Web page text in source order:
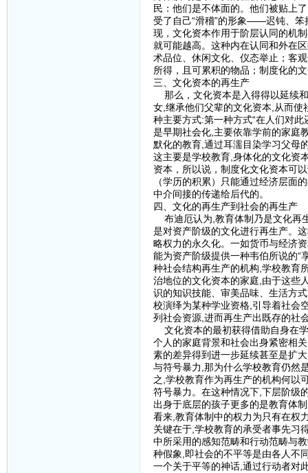
民：他们是不体面的。他们被贴上
受了自己“滑稽”的形象——迟钝、笨
现，文化资本作用于阶层认同的机
就可能越高。这种内在认同和外在
术品位、休闲文化、仪态举止；客
所得，且可累积的物品；制度化的
三、文化资本的再生产
那么，文化资本是入得得以延续
女,继承他们父辈的文化资本,从而
种主要方式:第一种方式“在人们对
是早期社会化,主要依靠学前的家庭
默化的教育,通过耳濡目染学习父母
这主要是学校教育,身体化的文化资
资本，所以说，制度化文化资本可
（学历的积累）只能通过经济层面
中介间接的传递给后代的。
四、文化的再生产到社会的再生产
布迪厄认为,教育体制乃是文化再
是对资产阶级的文化进行再生产。
略权力的永久化。一如货币与经济
能为资产阶级提供一种韦伯所说的“
种社会结构再生产的机构,学校教育
治地位的文化资本的家庭,由于这些
识的知识技能、审美品味、生活方
校演绎为某种学业资格,引导着社会
列社会资源,进而再生产出既存的社
文化资本的最初获得借助自身在
个人的家庭背景和社会出身紧密相
素的差异得到进一步延续甚至是扩
与符号暴力,那为什么学校教育仍然
之,学校教育作为再生产的机构何以
符号暴力。在这种情况下,下层阶级
出身于底层的孩子更多的是教育体
看来,教育体制中的权力为只有在权
关键在于,学校教育的承受者事先习
中所采用的感知范畴和行动范畴与
种假象,即社会的不平等是由各人不
一个关于平等的神话,通过行动者对